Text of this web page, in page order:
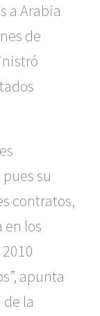
a Arabia
de
su
contratos,
los
apunta
la